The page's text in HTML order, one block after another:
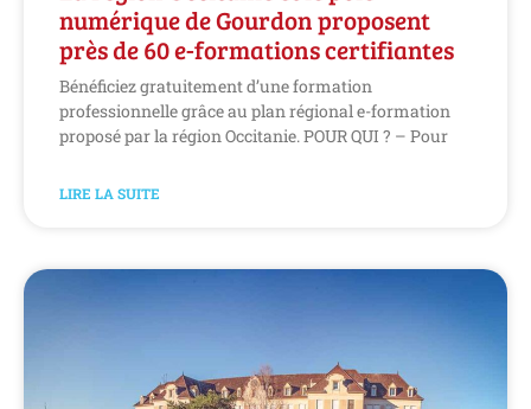
numérique de Gourdon proposent
près de 60 e-formations certifiantes
Bénéficiez gratuitement d’une formation
professionnelle grâce au plan régional e-formation
proposé par la région Occitanie. POUR QUI ? – Pour
LIRE LA SUITE